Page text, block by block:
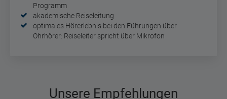
Programm
akademische Reiseleitung
optimales Hörerlebnis bei den Führungen über
Ohrhörer: Reiseleiter spricht über Mikrofon
Unsere Empfehlungen